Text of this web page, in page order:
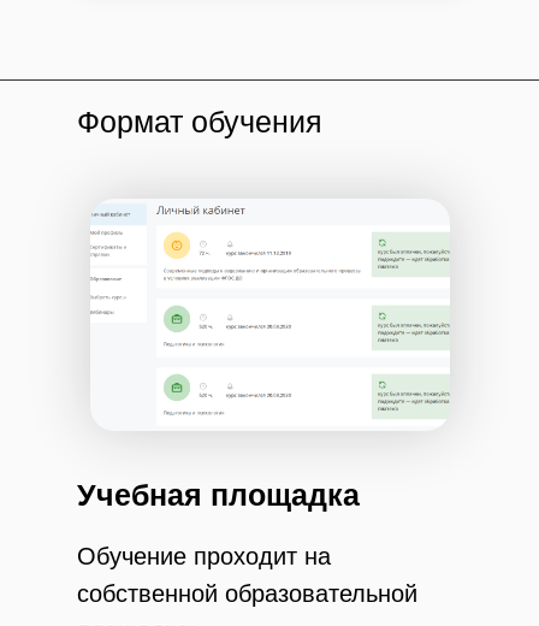
Формат обучения
Обучение проходит на
собственной образовательной
Учебная площадка